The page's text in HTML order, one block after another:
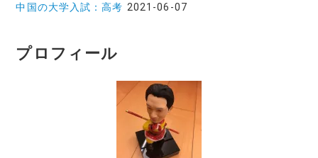
中国の大学入試：高考 2021-06-07
プロフィール